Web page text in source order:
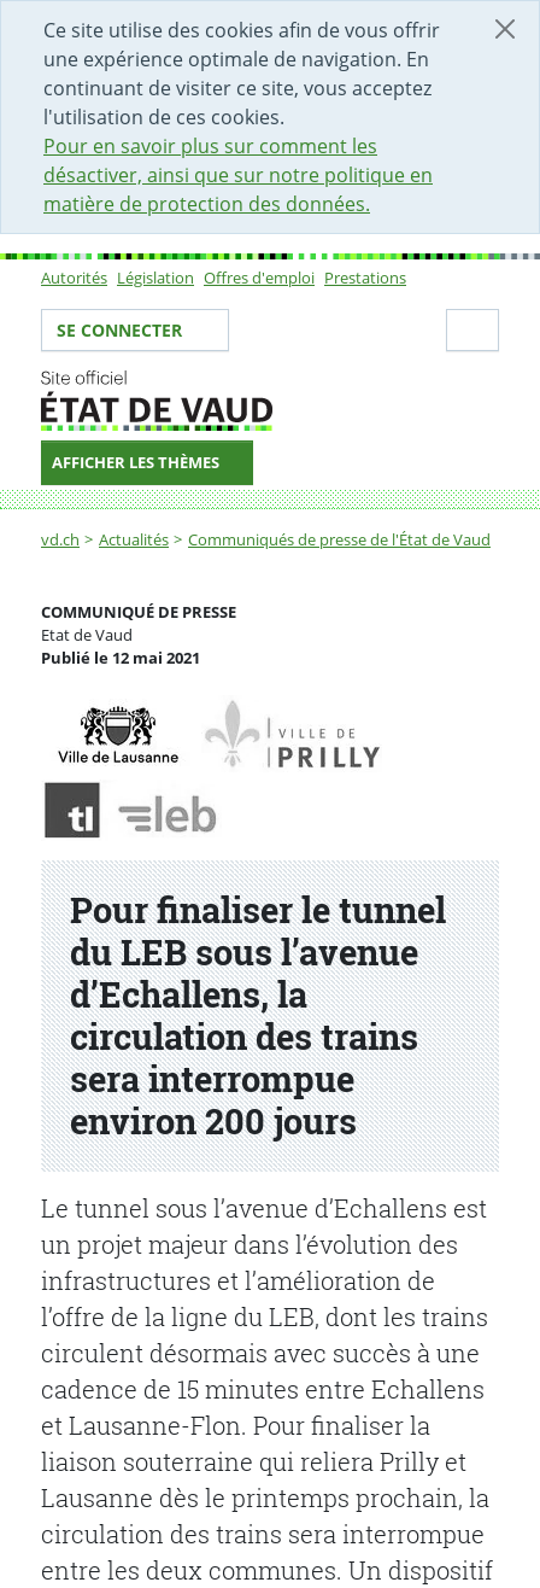
Ce site utilise des cookies afin de vous offrir
une expérience optimale de navigation. En
continuant de visiter ce site, vous acceptez
l'utilisation de ces cookies.
Pour en savoir plus sur comment les
désactiver, ainsi que sur notre politique en
matière de protection des données.
DÉBUT DU CONTENU DE LA PAGE
ACCÈS AU CHAMP DE RECHERCHE
PAGE D'ACCUEIL
FORMULAIRE DE CONTACT
Sous-navigation
Autorités Législation Offres d'emploi Prestations
Votre identité
SE CONNECTER
AFFICHER LES THÈMES
Fil d'Ariane
vd.ch Actualités Communiqués de presse de l'État de Vaud
Pour finaliser le tunnel du LEB sous l’avenue
Pour finaliser le tunnel
du LEB sous l’avenue
d’Echallens, la
circulation des trains
sera interrompue
environ 200 jours
COMMUNIQUÉ DE PRESSE
Etat de Vaud
Publié le 12 mai 2021
Partenaire(s)
Le tunnel sous l’avenue d’Echallens est
un projet majeur dans l’évolution des
infrastructures et l’amélioration de
l’offre de la ligne du LEB, dont les trains
circulent désormais avec succès à une
cadence de 15 minutes entre Echallens
et Lausanne-Flon. Pour finaliser la
liaison souterraine qui reliera Prilly et
Lausanne dès le printemps prochain, la
circulation des trains sera interrompue
entre les deux communes. Un dispositif